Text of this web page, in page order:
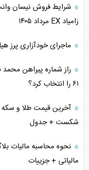
شرایط فروش نیسان
زامیاد EX مرداد ۱۴۰۵
ماجرای خودآزاری پرز
راز شماره پیراهن
۶۱ را انتخاب کرد؟
شکست + جدول
نحوه محاسبه مالیات
مالیاتی + جزییات